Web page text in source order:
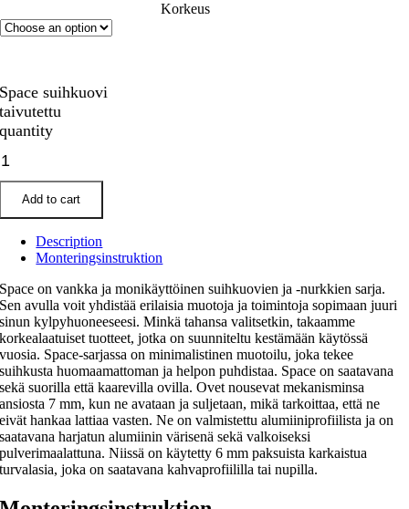
Korkeus
Space suihkuovi
taivutettu
quantity
Add to cart
Description
Monteringsinstruktion
Space on vankka ja monikäyttöinen suihkuovien ja -nurkkien sarja.
Sen avulla voit yhdistää erilaisia muotoja ja toimintoja sopimaan juuri
sinun kylpyhuoneeseesi. Minkä tahansa valitsetkin, takaamme
korkealaatuiset tuotteet, jotka on suunniteltu kestämään käytössä
vuosia. Space-sarjassa on minimalistinen muotoilu, joka tekee
suihkusta huomaamattoman ja helpon puhdistaa. Space on saatavana
sekä suorilla että kaarevilla ovilla. Ovet nousevat mekanisminsa
ansiosta 7 mm, kun ne avataan ja suljetaan, mikä tarkoittaa, että ne
eivät hankaa lattiaa vasten. Ne on valmistettu alumiiniprofiilista ja on
saatavana harjatun alumiinin värisenä sekä valkoiseksi
pulverimaalattuna. Niissä on käytetty 6 mm paksuista karkaistua
turvalasia, joka on saatavana kahvaprofiililla tai nupilla.